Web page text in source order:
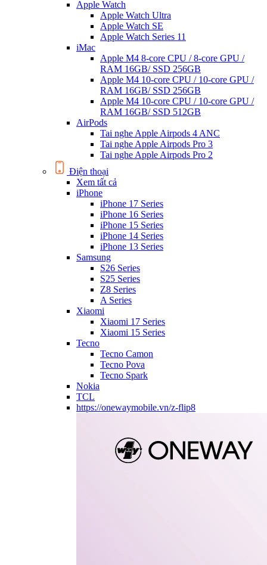
Apple Watch
Apple Watch Ultra
Apple Watch SE
Apple Watch Series 11
iMac
Apple M4 8-core CPU / 8-core GPU /
RAM 16GB/ SSD 256GB
Apple M4 10-core CPU / 10-core GPU /
RAM 16GB/ SSD 256GB
Apple M4 10-core CPU / 10-core GPU /
RAM 16GB/ SSD 512GB
AirPods
Tai nghe Apple Airpods 4 ANC
Tai nghe Apple Airpods Pro 3
Tai nghe Apple Airpods Pro 2
Điện thoại
Xem tất cả
iPhone
iPhone 17 Series
iPhone 16 Series
iPhone 15 Series
iPhone 14 Series
iPhone 13 Series
Samsung
S26 Series
S25 Series
Z8 Series
A Series
Xiaomi
Xiaomi 17 Series
Xiaomi 15 Series
Tecno
Tecno Camon
Tecno Pova
Tecno Spark
Nokia
TCL
https://onewaymobile.vn/z-flip8